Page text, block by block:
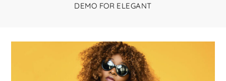
DEMO FOR ELEGANT